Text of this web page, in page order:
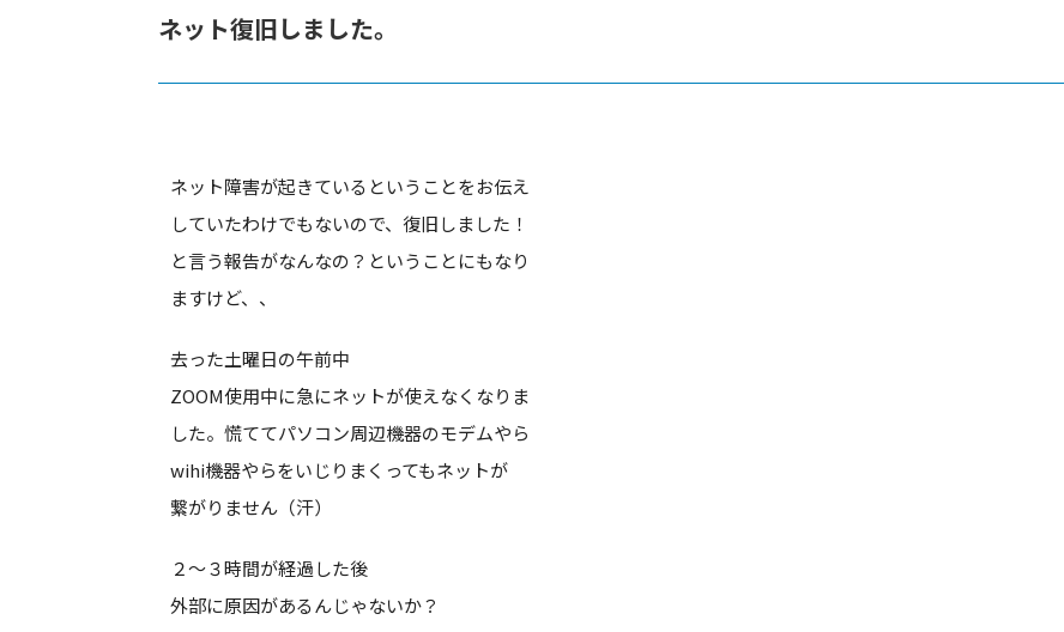
ネット復旧しました。
ネット障害が起きているということをお伝え
していたわけでもないので、復旧しました！
と言う報告がなんなの？ということにもなり
ますけど、、
去った土曜日の午前中
ZOOM使用中に急にネットが使えなくなりま
した。慌ててパソコン周辺機器のモデムやら
wihi機器やらをいじりまくってもネットが
繋がりません（汗）
２～３時間が経過した後
外部に原因があるんじゃないか？